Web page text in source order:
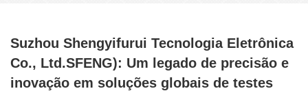
Suzhou Shengyifurui Tecnologia Eletrônica
Co., Ltd.SFENG): Um legado de precisão e
inovação em soluções globais de testes